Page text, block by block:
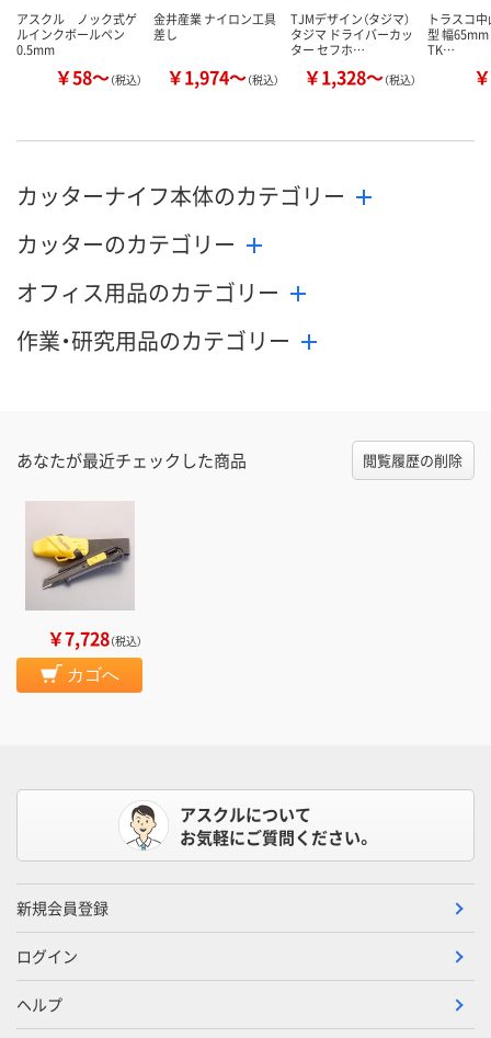
アスクル ノック式ゲ
ルインクボールペン
0.5mm
￥58～（税込）
金井産業 ナイロン工具
差し
￥1,974～（税込）
TJMデザイン（タジマ）
タジマ ドライバーカッ
ター セフホ…
￥1,328～（税込）
トラスコ
型 幅
TK…
カッターナイフ本体のカテゴリー
カッターのカテゴリー
オフィス用品のカテゴリー
作業・研究用品のカテゴリー
あなたが最近チェックした商品 閲覧履歴の削除
￥7,728（税込）
カゴへ
アスクルについて
お気軽にご質問ください。
新規会員登録
ログイン
ヘルプ